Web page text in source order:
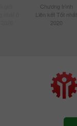
Chương trình
Liên kết Tốt nhất
2020